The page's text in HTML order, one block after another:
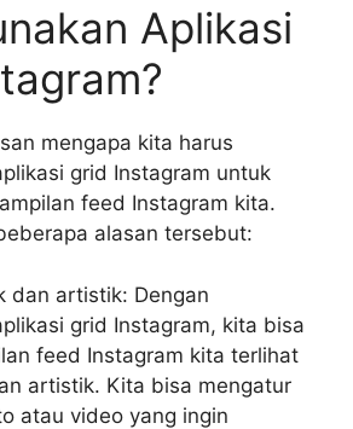
Aplikasi
mengapa kita harus
grid Instagram untuk
feed Instagram kita.
alasan tersebut:
dan artistik: Dengan
grid Instagram, kita bisa
feed Instagram kita terlihat
artistik. Kita bisa mengatur
atau video yang ingin